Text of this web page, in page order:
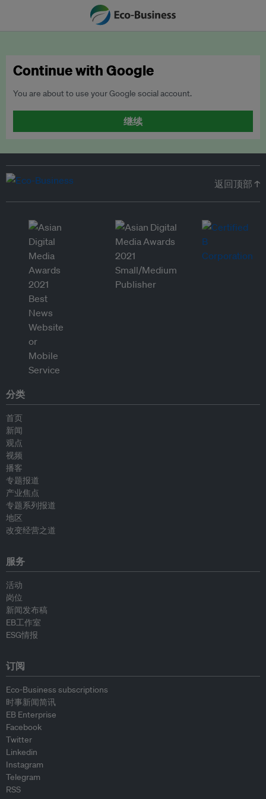
Continue with Google
You are about to use your Google social account.
继续
返回顶部 ↑
分类
首页
新闻
观点
视频
播客
专题报道
产业焦点
专题系列报道
地区
改变经营之道
服务
活动
岗位
新闻发布稿
EB工作室
ESG情报
订阅
Eco-Business subscriptions
时事新闻简讯
EB Enterprise
Facebook
Twitter
Linkedin
Instagram
Telegram
RSS